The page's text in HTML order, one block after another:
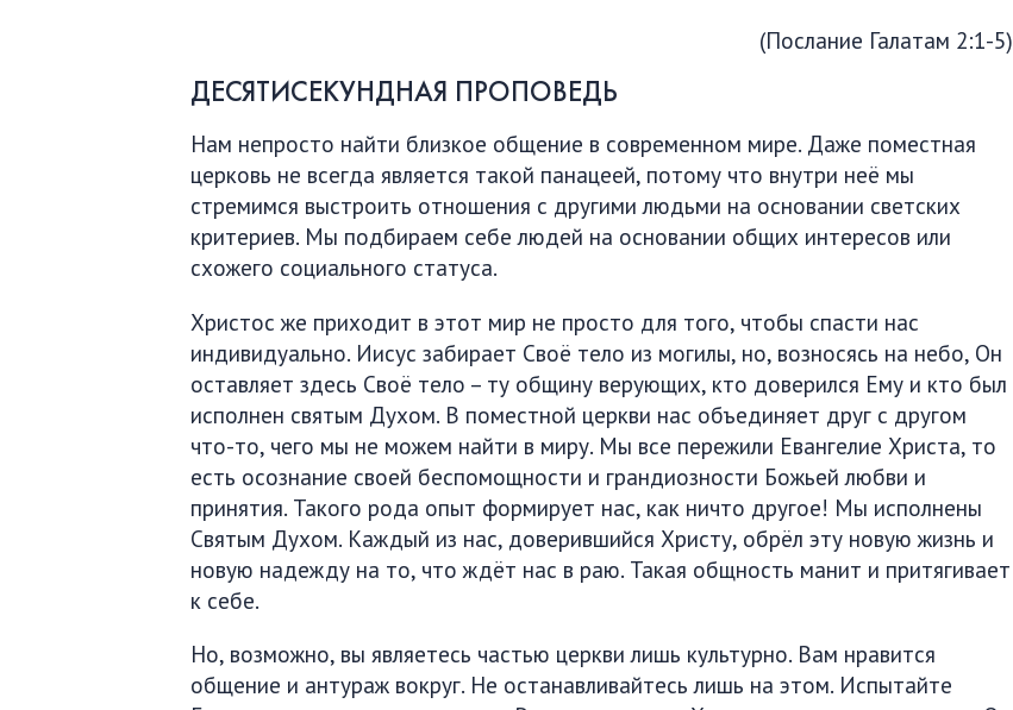
(Послание Галатам 2:1-5)
ДЕСЯТИСЕКУНДНАЯ ПРОПОВЕДЬ
Нам непросто найти близкое общение в современном мире. Даже поместная
церковь не всегда является такой панацеей, потому что внутри неё мы
стремимся выстроить отношения с другими людьми на основании светских
критериев. Мы подбираем себе людей на основании общих интересов или
схожего социального статуса.
Христос же приходит в этот мир не просто для того, чтобы спасти нас
индивидуально. Иисус забирает Своё тело из могилы, но, возносясь на небо, Он
оставляет здесь Своё тело – ту общину верующих, кто доверился Ему и кто был
исполнен святым Духом. В поместной церкви нас объединяет друг с другом
что-то, чего мы не можем найти в миру. Мы все пережили Евангелие Христа, то
есть осознание своей беспомощности и грандиозности Божьей любви и
принятия. Такого рода опыт формирует нас, как ничто другое! Мы исполнены
Святым Духом. Каждый из нас, доверившийся Христу, обрёл эту новую жизнь и
новую надежду на то, что ждёт нас в раю. Такая общность манит и притягивает
к себе.
Но, возможно, вы являетесь частью церкви лишь культурно. Вам нравится
общение и антураж вокруг. Не останавливайтесь лишь на этом. Испытайте